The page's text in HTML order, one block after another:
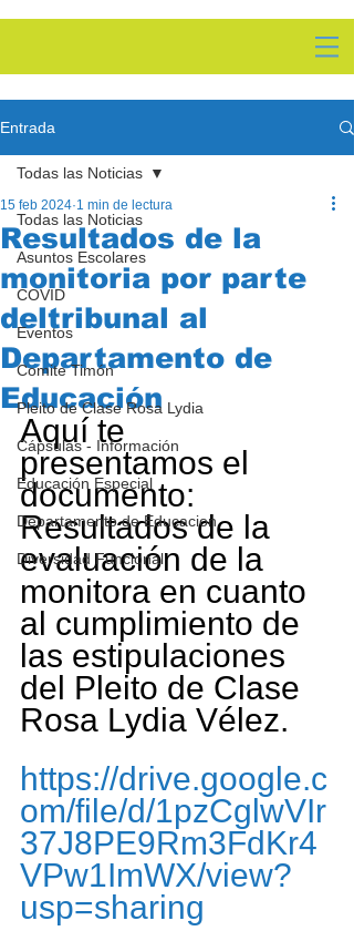
Entrada
Todas las Noticias
Asuntos Escolares
COVID
Eventos
Comite Timón
Pleito de Clase Rosa Lydia
Cápsulas - Información
Educación Especial
Departamento de Educacion
Diversidad Funcional
Todas las Noticias
Resultados de la
monitoria por parte
deltribunal al
Departamento de
Educación
15 feb 2024 1 min de lectura
Aquí te
presentamos el
documento:
Resultados de la
evaluación de la
monitora en cuanto
al cumplimiento de
las estipulaciones
del Pleito de Clase
Rosa Lydia Vélez.
https://drive.google.c
om/file/d/1pzCglwVIr
37J8PE9Rm3FdKr4
VPw1ImWX/view?
usp=sharing